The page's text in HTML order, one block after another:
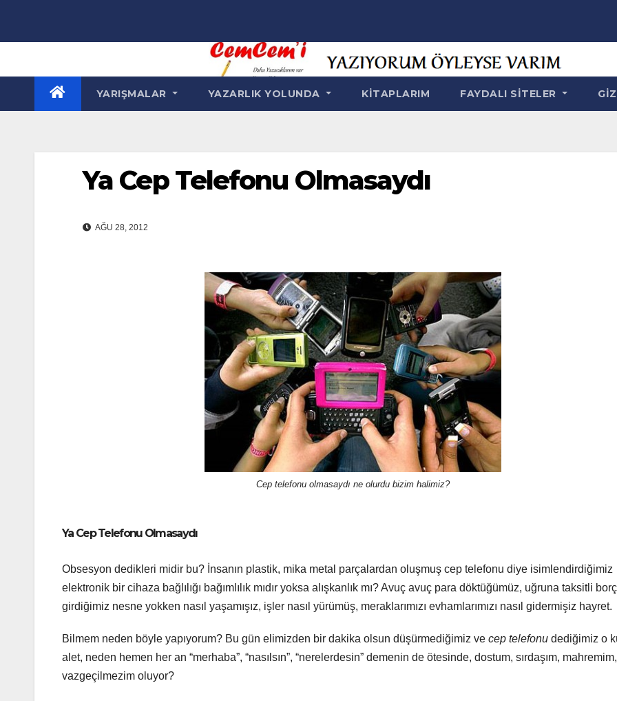
YARIŞMALAR YAZARLIK YOLUNDA KITAPLARIM FAYDALI SITELER
Ya Cep Telefonu Olmasaydı
AĞU 28, 2012
Cep telefonu olmasaydı ne olurdu bizim halimiz?
Ya Cep Telefonu Olmasaydı
Obsesyon dedikleri midir bu? İnsanın plastik, mika metal parçalardan oluşmuş cep telefonu diye isimlendirdiğimiz
elektronik bir cihaza bağlılığı bağımlılık mıdır yoksa alışkanlık mı? Avuç avuç para döktüğümüz, uğruna taksitli
girdiğimiz nesne yokken nasıl yaşamışız, işler nasıl yürümüş, meraklarımızı evhamlarımızı nasıl gidermişiz hayret.
Bilmem neden böyle yapıyorum? Bu gün elimizden bir dakika olsun düşürmediğimiz ve cep telefonu dediğimiz o
alet, neden hemen her an “merhaba”, “nasılsın”, “nerelerdesin” demenin de ötesinde, dostum, sırdaşım, mahremim,
vazgeçilmezim oluyor?